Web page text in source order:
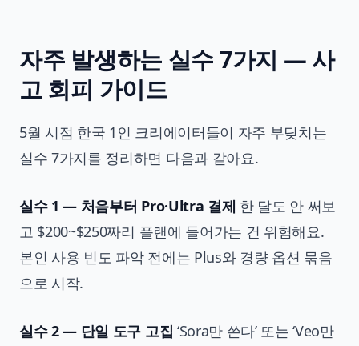
자주 발생하는 실수 7가지 — 사
고 회피 가이드
5월 시점 한국 1인 크리에이터들이 자주 부딪치는
실수 7가지를 정리하면 다음과 같아요.
실수 1 — 처음부터 Pro·Ultra 결제 한 달도 안 써보
고 $200~$250짜리 플랜에 들어가는 건 위험해요.
본인 사용 빈도 파악 전에는 Plus와 경량 옵션 묶음
으로 시작.
실수 2 — 단일 도구 고집 ‘Sora만 쓴다’ 또는 ‘Veo만